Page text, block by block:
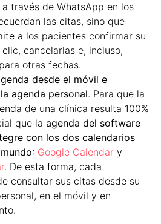
través de WhatsApp en los
las citas, sino que
a los pacientes confirmar su
cancelarlas e, incluso,
otras fechas.
desde el móvil e
agenda personal. Para que la
de una clínica resulta 100%
que la agenda del software
con los dos calendarios
: Google Calendar y
. De esta forma, cada
consultar sus citas desde su
en el móvil y en